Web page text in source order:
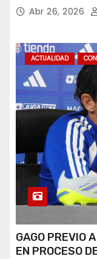
Abr 26, 2026
ACTUALIDAD
GAGO PREVIO
EN PROCESO